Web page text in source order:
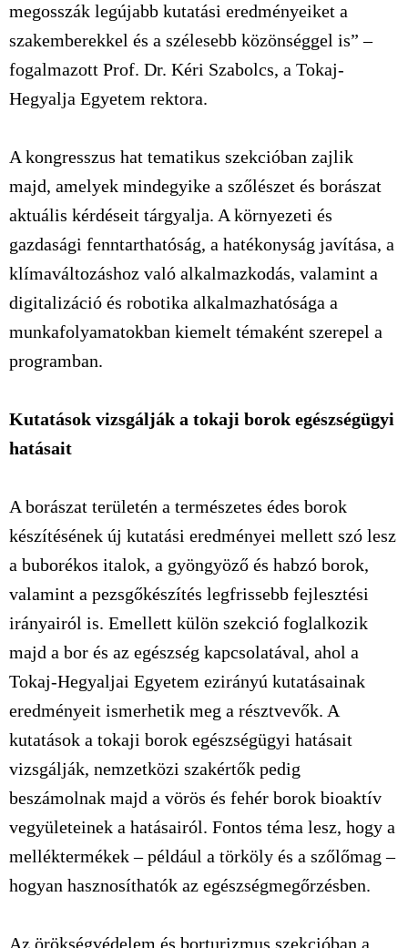
megosszák legújabb kutatási eredményeiket a
szakemberekkel és a szélesebb közönséggel is” –
fogalmazott Prof. Dr. Kéri Szabolcs, a Tokaj-
Hegyalja Egyetem rektora.
A kongresszus hat tematikus szekcióban zajlik
majd, amelyek mindegyike a szőlészet és borászat
aktuális kérdéseit tárgyalja. A környezeti és
gazdasági fenntarthatóság, a hatékonyság javítása, a
klímaváltozáshoz való alkalmazkodás, valamint a
digitalizáció és robotika alkalmazhatósága a
munkafolyamatokban kiemelt témaként szerepel a
programban.
Kutatások vizsgálják a tokaji borok egészségügyi
hatásait
A borászat területén a természetes édes borok
készítésének új kutatási eredményei mellett szó lesz
a buborékos italok, a gyöngyöző és habzó borok,
valamint a pezsgőkészítés legfrissebb fejlesztési
irányairól is. Emellett külön szekció foglalkozik
majd a bor és az egészség kapcsolatával, ahol a
Tokaj-Hegyaljai Egyetem ezirányú kutatásainak
eredményeit ismerhetik meg a résztvevők. A
kutatások a tokaji borok egészségügyi hatásait
vizsgálják, nemzetközi szakértők pedig
beszámolnak majd a vörös és fehér borok bioaktív
vegyületeinek a hatásairól. Fontos téma lesz, hogy a
melléktermékek – például a törköly és a szőlőmag –
hogyan hasznosíthatók az egészségmegőrzésben.
Az örökségvédelem és borturizmus szekcióban a